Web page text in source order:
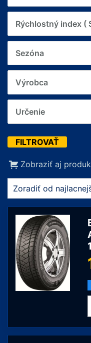
Rýchlostný index (
Sezóna
Výrobca
Určenie
FILTROVAŤ
Zobraziť aj